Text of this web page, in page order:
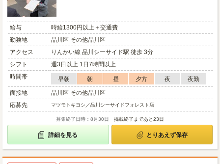
給与
時給1300円以上＋交通費
勤務地
品川区 その他品川区
アクセス
りんかい線 品川シーサイド駅 徒歩 3分
シフト
週3日以上 1日7時間以上
時間帯
早朝 朝 昼 夕方 夜
夜勤
面接地
品川区 その他品川区
応募先
マツモトキヨシ／品川シーサイドフォレスト店
募集終了日時：8月30日 掲載終了まであと23日
詳細を見る とりあえず保存